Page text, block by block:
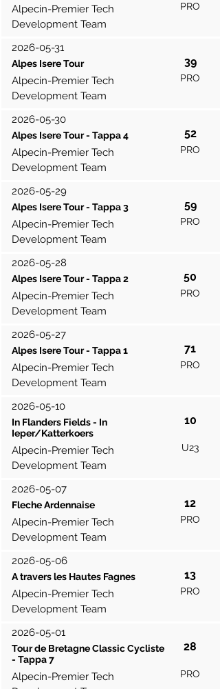
Alpecin-Premier Tech
Development Team
PRO
2026-05-31
Alpes Isere Tour 39
Alpecin-Premier Tech
Development Team
PRO
2026-05-30
Alpes Isere Tour - Tappa 4 52
Alpecin-Premier Tech
Development Team
PRO
2026-05-29
Alpes Isere Tour - Tappa 3 59
Alpecin-Premier Tech
Development Team
PRO
2026-05-28
Alpes Isere Tour - Tappa 2 50
Alpecin-Premier Tech
Development Team
PRO
2026-05-27
Alpes Isere Tour - Tappa 1 71
Alpecin-Premier Tech
Development Team
PRO
2026-05-10
In Flanders Fields - In
Ieper/Katterkoers
10
Alpecin-Premier Tech
Development Team
U23
2026-05-07
Fleche Ardennaise 12
Alpecin-Premier Tech
Development Team
PRO
2026-05-06
A travers les Hautes Fagnes 13
Alpecin-Premier Tech
Development Team
PRO
2026-05-01
Tour de Bretagne Classic Cycliste
- Tappa 7
28
Alpecin-Premier Tech
PRO